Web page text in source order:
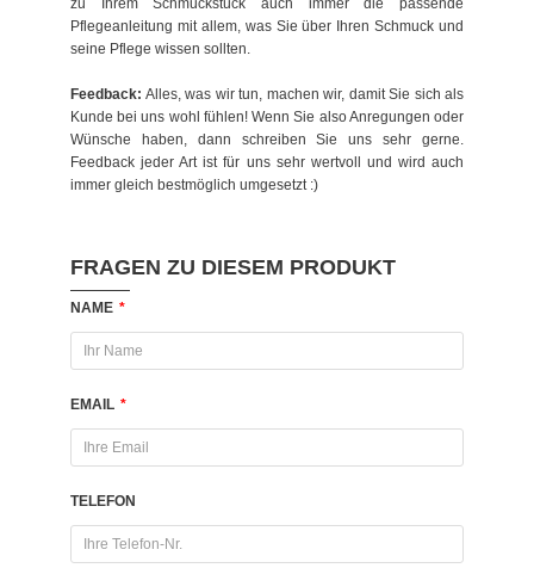
FRAGEN ZU DIESEM PRODUKT
NAME *
EMAIL *
TELEFON
zu Ihrem Schmuckstück auch immer die passende
Pflegeanleitung mit allem, was Sie über Ihren Schmuck und
seine Pflege wissen sollten.
Feedback: Alles, was wir tun, machen wir, damit Sie sich als
Kunde bei uns wohl fühlen! Wenn Sie also Anregungen oder
Wünsche haben, dann schreiben Sie uns sehr gerne.
Feedback jeder Art ist für uns sehr wertvoll und wird auch
immer gleich bestmöglich umgesetzt :)